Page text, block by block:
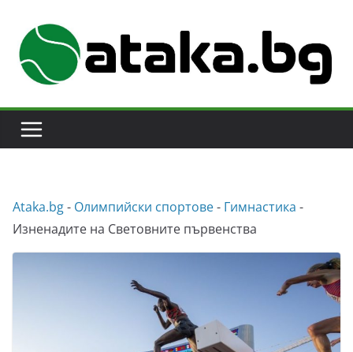
content
Аtaka.bg- Олимпийски спортове- Гимнастика -
Изненадите на Световните първенства